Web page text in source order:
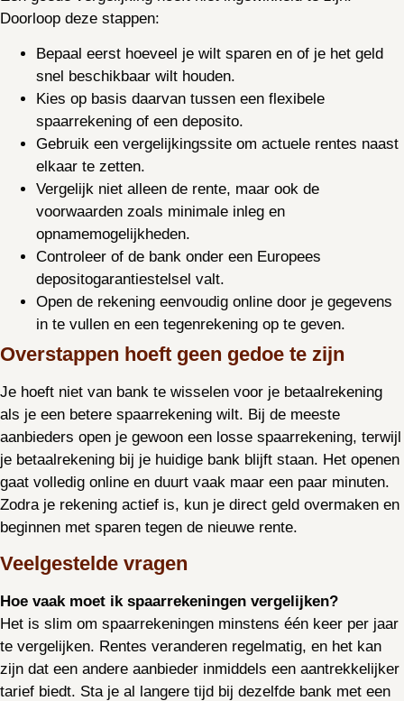
Doorloop deze stappen:
Bepaal eerst hoeveel je wilt sparen en of je het geld
snel beschikbaar wilt houden.
Kies op basis daarvan tussen een flexibele
spaarrekening of een deposito.
Gebruik een vergelijkingssite om actuele rentes naast
elkaar te zetten.
Vergelijk niet alleen de rente, maar ook de
voorwaarden zoals minimale inleg en
opnamemogelijkheden.
Controleer of de bank onder een Europees
depositogarantiestelsel valt.
Open de rekening eenvoudig online door je gegevens
in te vullen en een tegenrekening op te geven.
Overstappen hoeft geen gedoe te zijn
Je hoeft niet van bank te wisselen voor je betaalrekening
als je een betere spaarrekening wilt. Bij de meeste
aanbieders open je gewoon een losse spaarrekening, terwijl
je betaalrekening bij je huidige bank blijft staan. Het openen
gaat volledig online en duurt vaak maar een paar minuten.
Zodra je rekening actief is, kun je direct geld overmaken en
beginnen met sparen tegen de nieuwe rente.
Veelgestelde vragen
Hoe vaak moet ik spaarrekeningen vergelijken?
Het is slim om spaarrekeningen minstens één keer per jaar
te vergelijken. Rentes veranderen regelmatig, en het kan
zijn dat een andere aanbieder inmiddels een aantrekkelijker
tarief biedt. Sta je al langere tijd bij dezelfde bank met een